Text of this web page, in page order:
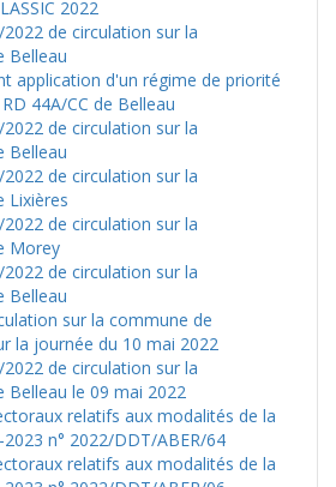
2022
de circulation sur la
Belleau
application d'un régime de priorité
44A/CC de Belleau
de circulation sur la
Belleau
de circulation sur la
Lixières
de circulation sur la
Morey
de circulation sur la
Belleau
sur la commune de
la journée du 10 mai 2022
de circulation sur la
Belleau le 09 mai 2022
relatifs aux modalités de la
n° 2022/DDT/ABER/64
relatifs aux modalités de la